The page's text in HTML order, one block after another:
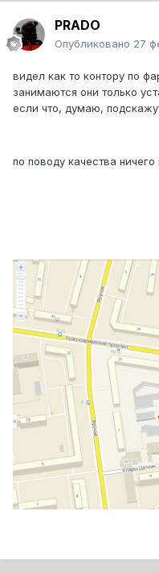
PRADO
Опубликовано 27
видел как то контору по
занимаются они только
если что, думаю,
по поводу качества